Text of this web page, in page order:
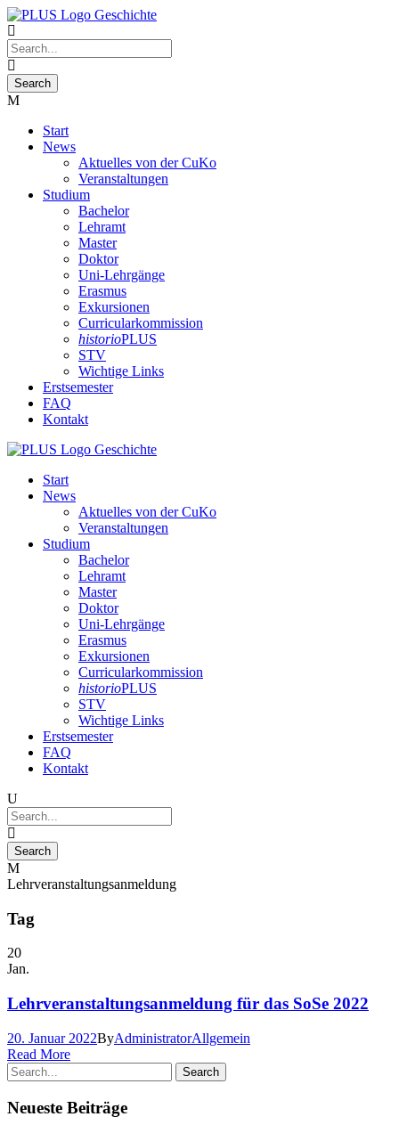
Start
News
Aktuelles von der CuKo
Veranstaltungen
Studium
Bachelor
Lehramt
Master
Doktor
Uni-Lehrgänge
Erasmus
Exkursionen
Curricularkommission
historioPLUS
STV
Wichtige Links
Erstsemester
FAQ
Kontakt
Start
News
Aktuelles von der CuKo
Veranstaltungen
Studium
Bachelor
Lehramt
Master
Doktor
Uni-Lehrgänge
Erasmus
Exkursionen
Curricularkommission
historioPLUS
STV
Wichtige Links
Erstsemester
FAQ
Kontakt
Lehrveranstaltungsanmeldung
Tag
20
Jan.
Lehrveranstaltungsanmeldung für das SoSe 2022
20. Januar 2022ByAdministratorAllgemein
Read More
Neueste Beiträge